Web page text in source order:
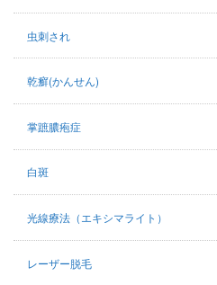
虫刺され
乾癬(かんせん)
掌蹠膿疱症
白斑
光線療法（エキシマライト）
レーザー脱毛